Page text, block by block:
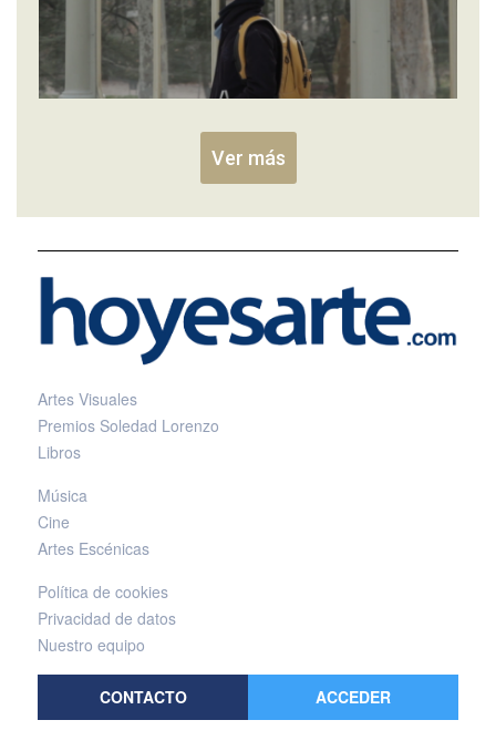
Ver más
Artes Visuales
Premios Soledad Lorenzo
Libros
Música
Cine
Artes Escénicas
Política de cookies
Privacidad de datos
Nuestro equipo
CONTACTO ACCEDER